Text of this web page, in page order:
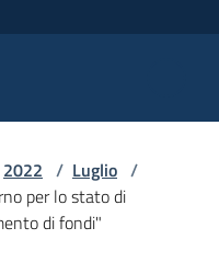
2022 / Luglio /
per lo stato di
di fondi"